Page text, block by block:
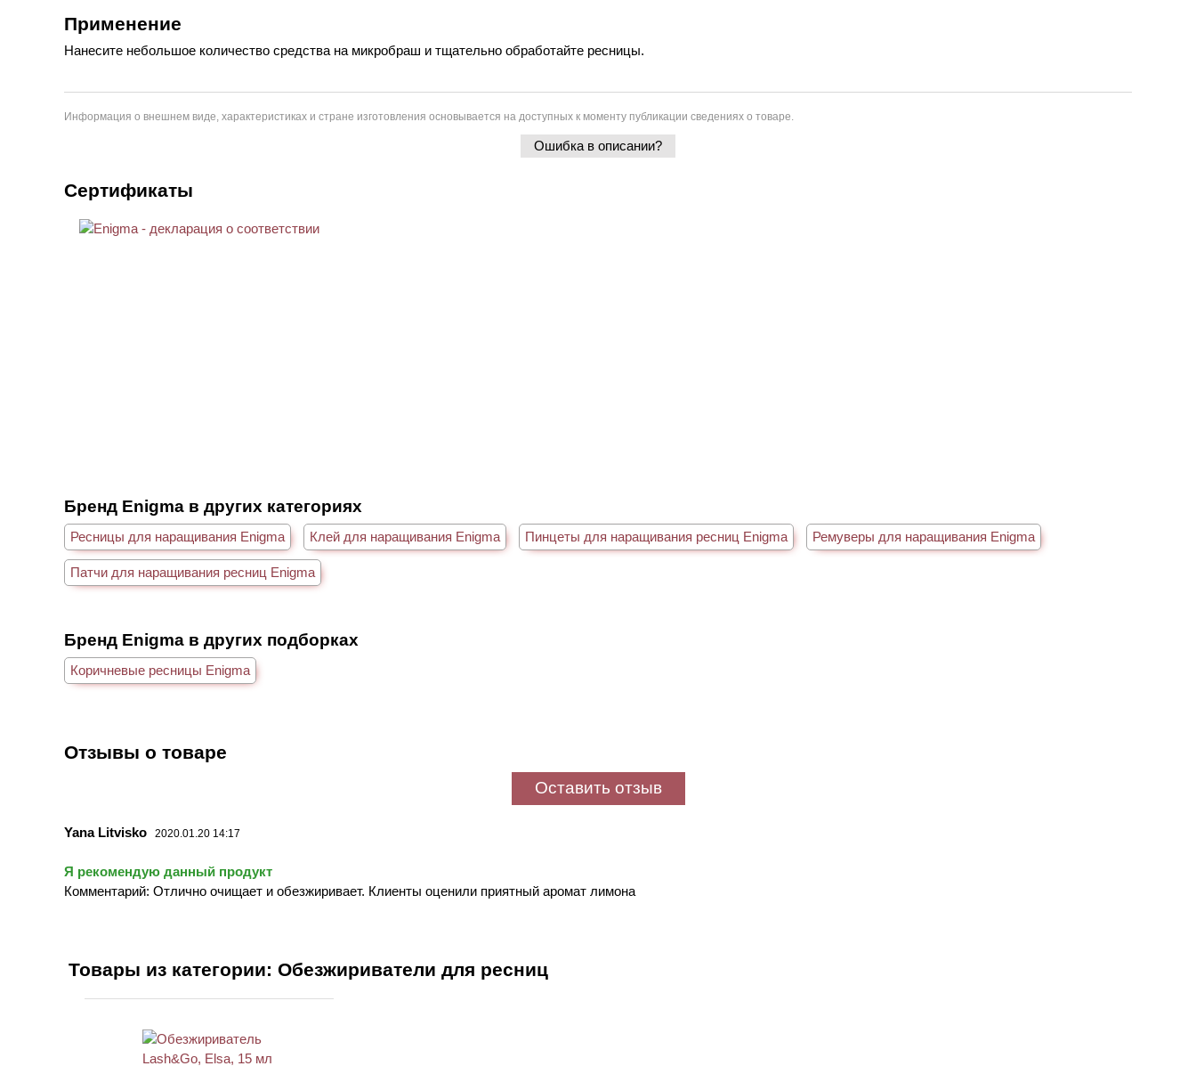
Применение
Нанесите небольшое количество средства на микробраш и тщательно обработайте ресницы.
Информация о внешнем виде, характеристиках и стране изготовления основывается на доступных к моменту публикации сведениях о товаре.
Ошибка в описании?
Сертификаты
Бренд Enigma в других категориях
Ресницы для наращивания Enigma Клей для наращивания Enigma Пинцеты для наращивания ресниц Enigma Ремуверы для наращивания Enigma
Патчи для наращивания ресниц Enigma
Бренд Enigma в других подборках
Коричневые ресницы Enigma
Отзывы о товаре
Оставить отзыв
Yana Litvisko 2020.01.20 14:17
Я рекомендую данный продукт
Комментарий: Отлично очищает и обезжиривает. Клиенты оценили приятный аромат лимона
Товары из категории: Обезжириватели для ресниц